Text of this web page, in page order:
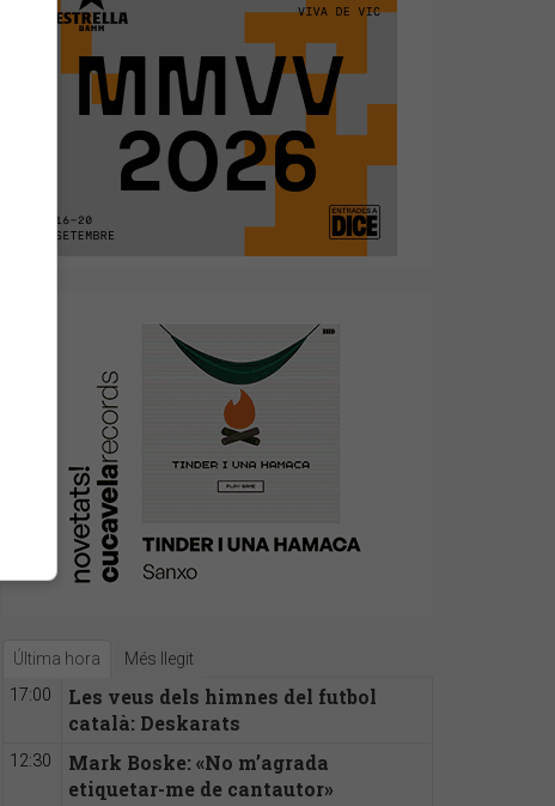
Última hora Més llegit
17:00
Les veus dels himnes del futbol
català: Deskarats
12:30
Mark Boske: «No m’agrada
etiquetar-me de cantautor»